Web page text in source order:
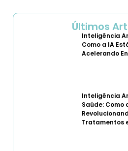
Últimos
Inteligência
Como a IA
Acelerando
Inteligência
Saúde: Como
Tratamentos